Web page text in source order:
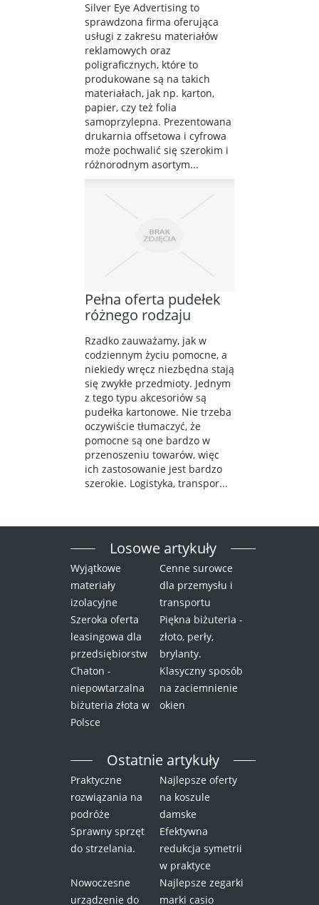
Silver Eye Advertising to
sprawdzona firma oferująca
usługi z zakresu materiałów
reklamowych oraz
poligraficznych, które to
produkowane są na takich
materiałach, jak np. karton,
papier, czy też folia
samoprzylepna. Prezentowana
drukarnia offsetowa i cyfrowa
może pochwalić się szerokim i
różnorodnym asortym...
Pełna oferta pudełek
różnego rodzaju
Rzadko zauważamy, jak w
codziennym życiu pomocne, a
niekiedy wręcz niezbędna stają
się zwykłe przedmioty. Jednym
z tego typu akcesoriów są
pudełka kartonowe. Nie trzeba
oczywiście tłumaczyć, że
pomocne są one bardzo w
przenoszeniu towarów, więc
ich zastosowanie jest bardzo
szerokie. Logistyka, transpor...
Losowe artykuły
Wyjątkowe
materiały
izolacyjne
Cenne surowce
dla przemysłu i
transportu
Szeroka oferta
leasingowa dla
przedsiębiorstw
Piękna biżuteria -
złoto, perły,
brylanty.
Chaton -
niepowtarzalna
biżuteria złota w
Polsce
Klasyczny sposób
na zaciemnienie
okien
Ostatnie artykuły
Praktyczne
rozwiązania na
podróże
Najlepsze oferty
na koszule
damske
Sprawny sprzęt
do strzelania.
Efektywna
redukcja symetrii
w praktyce
Nowoczesne
urządzenie do
Najlepsze zegarki
marki casio